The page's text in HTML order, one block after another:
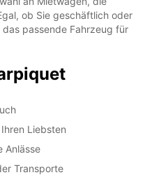
ob Sie geschäftlich oder
passende Fahrzeug für
Liebsten
Anlässe
Transporte